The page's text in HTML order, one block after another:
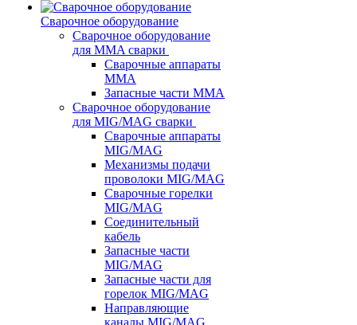
Сварочное оборудование
Сварочное оборудование
для MMA сварки
Сварочные аппараты
MMA
Запасные части MMA
Сварочное оборудование
для MIG/MAG сварки
Сварочные аппараты
MIG/MAG
Механизмы подачи
проволоки MIG/MAG
Сварочные горелки
MIG/MAG
Соединительный
кабель
Запасные части
MIG/MAG
Запасные части для
горелок MIG/MAG
Направляющие
каналы MIG/MAG